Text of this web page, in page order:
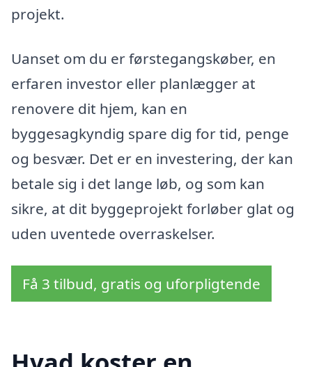
projekt.
Uanset om du er førstegangskøber, en
erfaren investor eller planlægger at
renovere dit hjem, kan en
byggesagkyndig spare dig for tid, penge
og besvær. Det er en investering, der kan
betale sig i det lange løb, og som kan
sikre, at dit byggeprojekt forløber glat og
uden uventede overraskelser.
Få 3 tilbud, gratis og uforpligtende